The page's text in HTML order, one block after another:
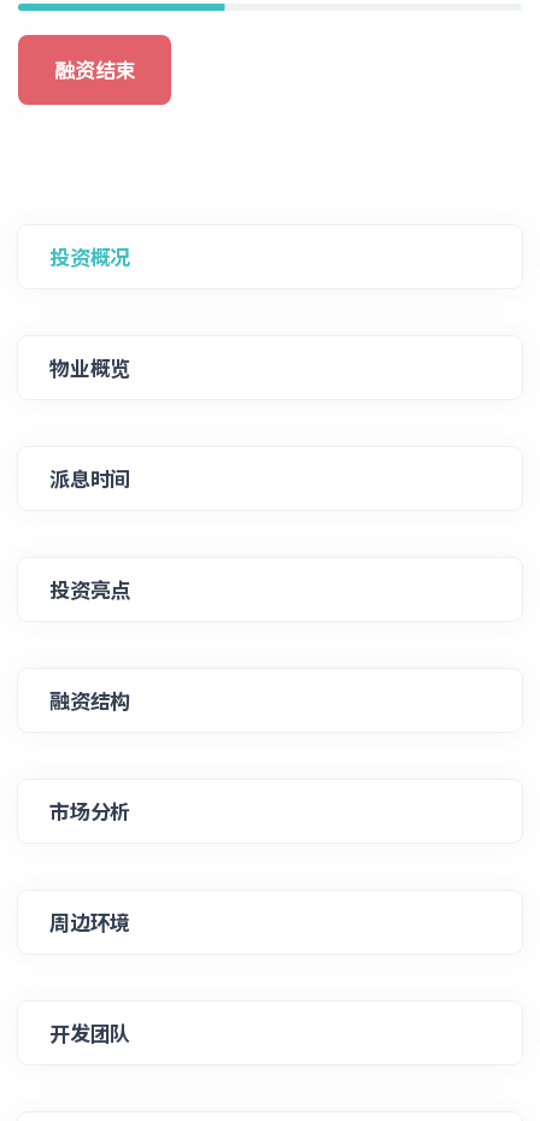
融资结束
投资概况
物业概览
派息时间
投资亮点
融资结构
市场分析
周边环境
开发团队